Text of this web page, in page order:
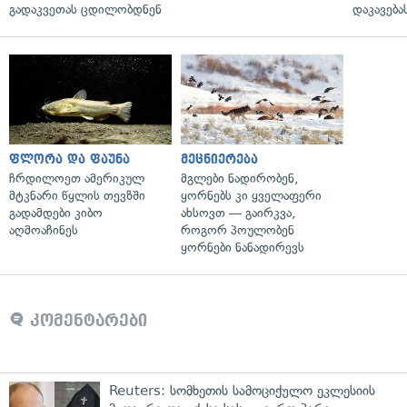
გადაკვეთას ცდილობდნენ
ფლორა და ფაუნა
ჩრდილოეთ ამერიკულ
მტკნარი წყლის თევზში
გადამდები კიბო
აღმოაჩინეს
მეცნიერება
მგლები ნადირობენ,
ყორნებს კი ყველაფერი
ახსოვთ — გაირკვა,
როგორ პოულობენ
ყორნები ნანადირევს
კომენტარები
Reuters: სომხეთის სამოციქულო ეკლესიის